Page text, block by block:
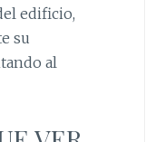
edificio,
su
al